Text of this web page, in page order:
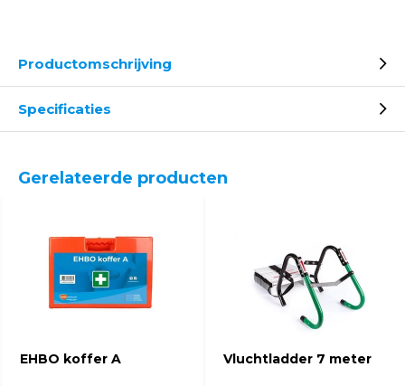
Productomschrijving
Specificaties
Gerelateerde producten
EHBO koffer A Vluchtladder 7 meter